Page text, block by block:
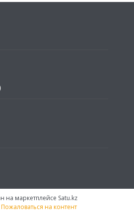
на маркетплейсе Satu.kz
Пожаловаться на контент